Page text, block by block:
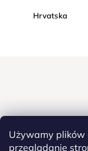
Używamy plików
przeglądanie
Hrvatska